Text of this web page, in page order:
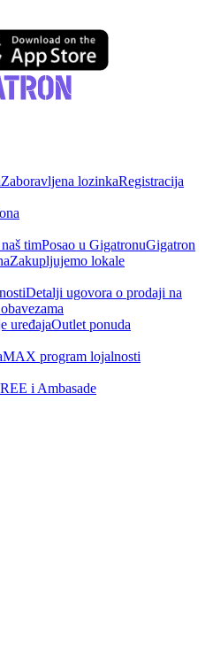
Zaboravljena lozinkaRegistracija
timPosao u GigatronuGigatron
Zakupljujemo lokale
Detalji ugovora o prodaji na
uređajaOutlet ponuda
program lojalnosti
i Ambasade